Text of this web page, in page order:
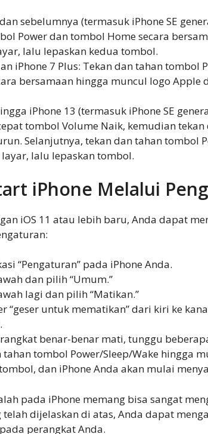
sebelumnya (termasuk iPhone SE
Power dan tombol Home secara
lalu lepaskan kedua tombol.
iPhone 7 Plus: Tekan dan tahan tombol
bersamaan hingga muncul logo Apple
iPhone 13 (termasuk iPhone SE
tombol Volume Naik, kemudian
Selanjutnya, tekan dan tahan tombol
lalu lepaskan tombol.
iPhone Melalui
iOS 11 atau lebih baru, Anda dapat
“Pengaturan” pada iPhone Anda.
dan pilih “Umum.”
lagi dan pilih “Matikan.”
“geser untuk mematikan” dari kiri ke
benar-benar mati, tunggu
tahan tombol Power/Sleep/Wake hingga
dan iPhone Anda akan mulai
pada iPhone memang bisa sangat
telah dijelaskan di atas, Anda dapat
perangkat Anda.